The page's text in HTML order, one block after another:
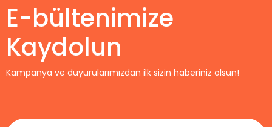
E-bültenimize
Kaydolun
Kampanya ve duyurularımızdan ilk sizin haberiniz olsun!